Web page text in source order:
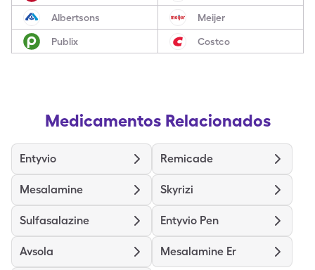
Albertsons Meijer
Publix Costco
Medicamentos Relacionados
Entyvio Remicade
Mesalamine Skyrizi
Sulfasalazine Entyvio Pen
Avsola Mesalamine Er